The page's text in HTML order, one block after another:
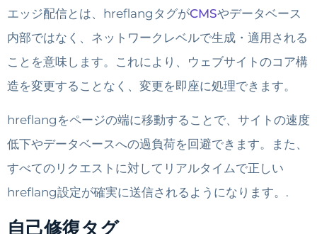
エッジ配信とは、hreflangタグがCMSやデータベース
内部ではなく、ネットワークレベルで生成・適用される
ことを意味します。これにより、ウェブサイトのコア構
造を変更することなく、変更を即座に処理できます。
hreflangをページの端に移動することで、サイトの速度
低下やデータベースへの過負荷を回避できます。また、
すべてのリクエストに対してリアルタイムで正しい
hreflang設定が確実に送信されるようになります。.
自己修復タグ